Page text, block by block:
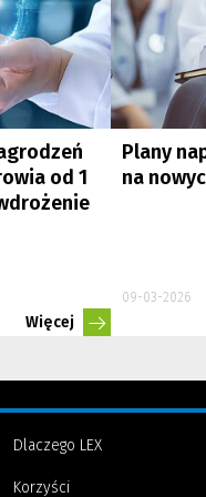
od 1
Więcej
Plany
na
09-03-2026
Dlaczego LEX
Korzyści